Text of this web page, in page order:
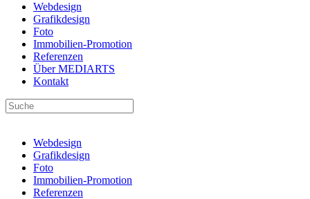
Webdesign
Grafikdesign
Foto
Immobilien-Promotion
Referenzen
Über MEDIARTS
Kontakt
Webdesign
Grafikdesign
Foto
Immobilien-Promotion
Referenzen